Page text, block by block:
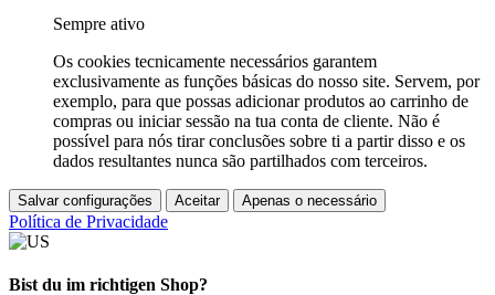
Sempre ativo
Os cookies tecnicamente necessários garantem
exclusivamente as funções básicas do nosso site. Servem, por
exemplo, para que possas adicionar produtos ao carrinho de
compras ou iniciar sessão na tua conta de cliente. Não é
possível para nós tirar conclusões sobre ti a partir disso e os
dados resultantes nunca são partilhados com terceiros.
Salvar configurações Aceitar Apenas o necessário
Política de Privacidade
Bist du im richtigen Shop?